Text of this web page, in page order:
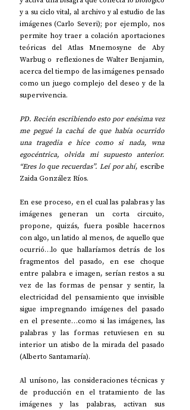
y a su ciclo vital, al archivo y al estudio de las
imágenes (Carlo Severi); por ejemplo, nos
permite hoy traer a colación aportaciones
teóricas del Atlas Mnemosyne de Aby
Warbug o  reflexiones de Walter Benjamin,
acerca del tiempo de las imágenes pensado
como un juego complejo del deseo y de la
supervivencia.
PD. Recién escribiendo esto por enésima vez
me pegué la cachá de que había ocurrido
una tragedia e hice como si nada, wna
egocéntrica, olvida mi supuesto anterior.
“Eres lo que recuerdas”. Leí por ahí, escribe
Zaida González Ríos.
En ese proceso, en el cual las palabras y las
imágenes generan un corta circuito,
propone, quizás, fuera posible hacernos
con algo, un latido al menos, de aquello que
ocurrió…lo que hallaríamos detrás de los
fragmentos del pasado, en ese choque
entre palabra e imagen, serían restos a su
vez de las formas de pensar y sentir, la
electricidad del pensamiento que invisible
sigue impregnando imágenes del pasado
en el presente…como si las imágenes, las
palabras y las formas retuviesen en su
interior un atisbo de la mirada del pasado
(Alberto Santamaría).
Al unísono, las consideraciones técnicas y
de producción en el tratamiento de las
imágenes y las palabras, activan sus